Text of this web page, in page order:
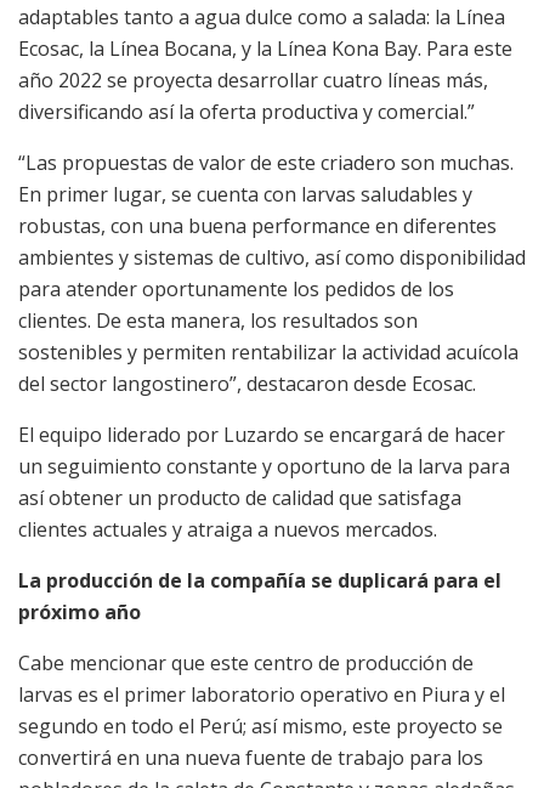
adaptables tanto a agua dulce como a salada: la Línea
Ecosac, la Línea Bocana, y la Línea Kona Bay. Para este
año 2022 se proyecta desarrollar cuatro líneas más,
diversificando así la oferta productiva y comercial.”
“Las propuestas de valor de este criadero son muchas.
En primer lugar, se cuenta con larvas saludables y
robustas, con una buena performance en diferentes
ambientes y sistemas de cultivo, así como disponibilidad
para atender oportunamente los pedidos de los
clientes. De esta manera, los resultados son
sostenibles y permiten rentabilizar la actividad acuícola
del sector langostinero”, destacaron desde Ecosac.
El equipo liderado por Luzardo se encargará de hacer
un seguimiento constante y oportuno de la larva para
así obtener un producto de calidad que satisfaga
clientes actuales y atraiga a nuevos mercados.
La producción de la compañía se duplicará para el
próximo año
Cabe mencionar que este centro de producción de
larvas es el primer laboratorio operativo en Piura y el
segundo en todo el Perú; así mismo, este proyecto se
convertirá en una nueva fuente de trabajo para los